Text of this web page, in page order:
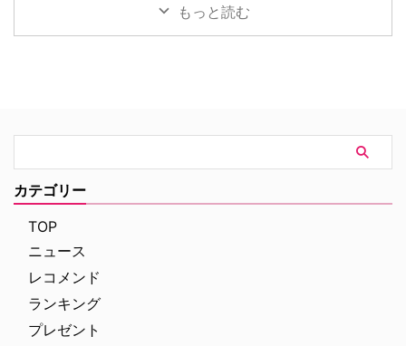
出演 『ヒーテッド・ライバルリ
として火花を散らす二人のスター
選手、カナダ代表のシェーン・ホ
ランダーとロシア出身のイリヤ …
マ専門チャンネル「アクションチ
出身の保安官が山岳地帯の町で起
きる難事件に挑む全米大ヒット作
『ブルーリッジ 山岳捜査網』が
部隊員の父親が娘を守るために大
もっと読む
カテゴリー
TOP
ニュース
レコメンド
ランキング
プレゼント